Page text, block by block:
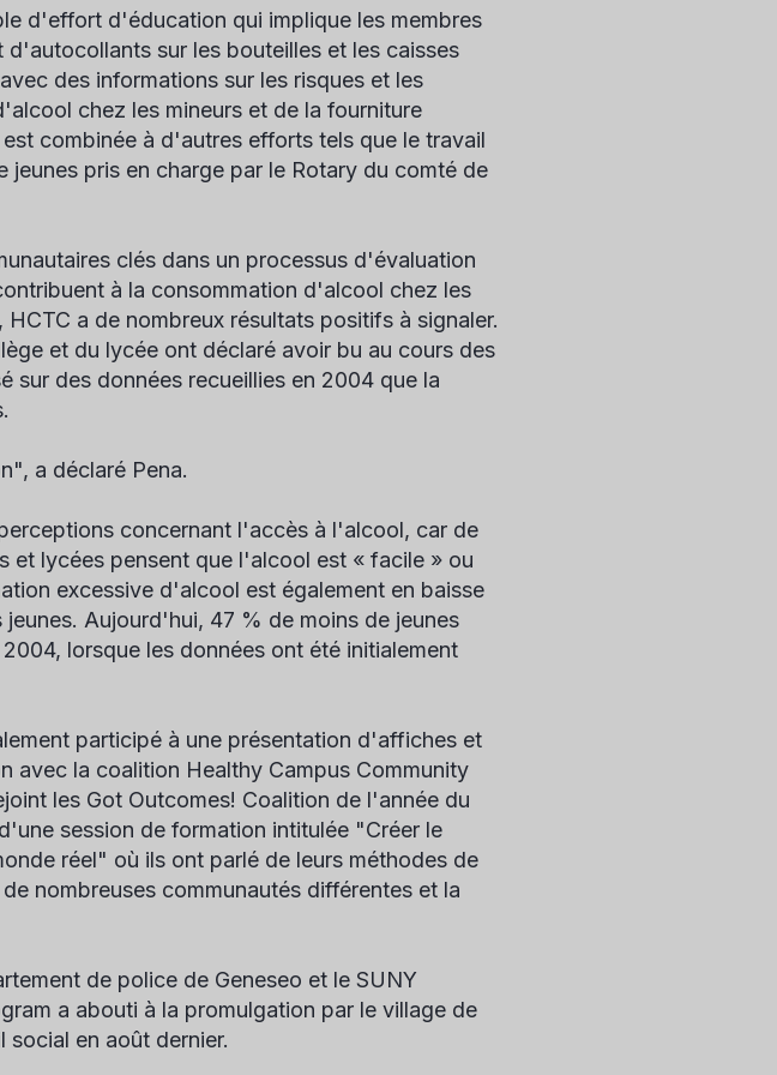
d'effort d'éducation qui implique les membres
sur les bouteilles et les caisses
des informations sur les risques et les
chez les mineurs et de la fourniture
combinée à d'autres efforts tels que le travail
pris en charge par le Rotary du comté de
clés dans un processus d'évaluation
à la consommation d'alcool chez les
a de nombreux résultats positifs à signaler.
et du lycée ont déclaré avoir bu au cours des
sur des données recueillies en 2004 que la
a déclaré Pena.
concernant l'accès à l'alcool, car de
et lycées pensent que l'alcool est « facile » ou
excessive d'alcool est également en baisse
Aujourd'hui, 47 % de moins de jeunes
lorsque les données ont été initialement
participé à une présentation d'affiches et
avec la coalition Healthy Campus Community
les Got Outcomes! Coalition de l'année du
session de formation intitulée "Créer le
réel" où ils ont parlé de leurs méthodes de
nombreuses communautés différentes et la
de police de Geneseo et le SUNY
a abouti à la promulgation par le village de
en août dernier.